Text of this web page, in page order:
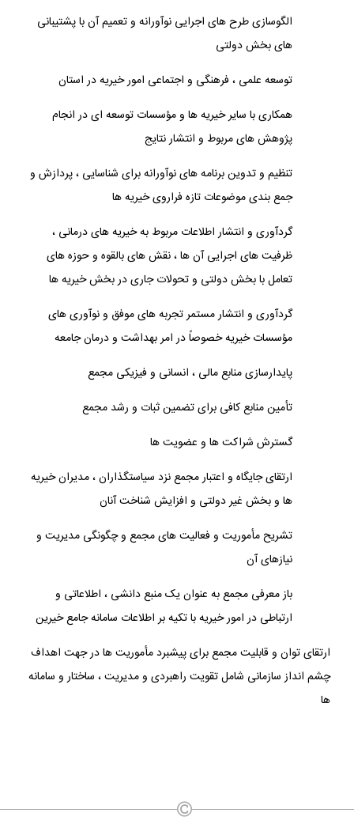
الگوسازی طرح های اجرایی نوآورانه و تعمیم آن با پشتیبانی
های بخش دولتی
توسعه علمی ، فرهنگی و اجتماعی امور خیریه در استان
همکاری با سایر خیریه ها و مؤسسات توسعه ای در انجام
پژوهش های مربوط و انتشار نتایج
تنظیم و تدوین برنامه های نوآورانه برای شناسایی ، پردازش و
جمع بندی موضوعات تازه فراروی خیریه ها
گردآوری و انتشار اطلاعات مربوط به خیریه های درمانی ،
ظرفیت های اجرایی آن ها ، نقش های بالقوه و حوزه های
تعامل با بخش دولتی و تحولات جاری در بخش خیریه ها
گردآوری و انتشار مستمر تجربه های موفق و نوآوری های
مؤسسات خیریه خصوصاً در امر بهداشت و درمان جامعه
پایدارسازی منابع مالی ، انسانی و فیزیکی مجمع
تأمین منابع کافی برای تضمین ثبات و رشد مجمع
گسترش شراکت ها و عضویت ها
ارتقای جایگاه و اعتبار مجمع نزد سیاستگذاران ، مدیران خیریه
ها و بخش غیر دولتی و افزایش شناخت آنان
تشریح مأموریت و فعالیت های مجمع و چگونگی مدیریت و
نیازهای آن
باز معرفی مجمع به عنوان یک منبع دانشی ، اطلاعاتی و
ارتباطی در امور خیریه با تکیه بر اطلاعات سامانه جامع خیرین
ارتقای توان و قابلیت مجمع برای پیشبرد مأموریت ها در جهت اهداف
چشم انداز سازمانی شامل تقویت راهبردی و مدیریت ، ساختار و سامانه
ها